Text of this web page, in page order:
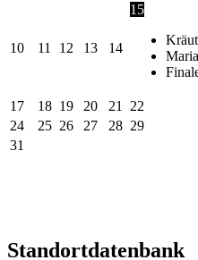
10 11 12 13 14
15
17 18 19 20 21 22
24
25 26 27 28 29
31
Standortdatenbank